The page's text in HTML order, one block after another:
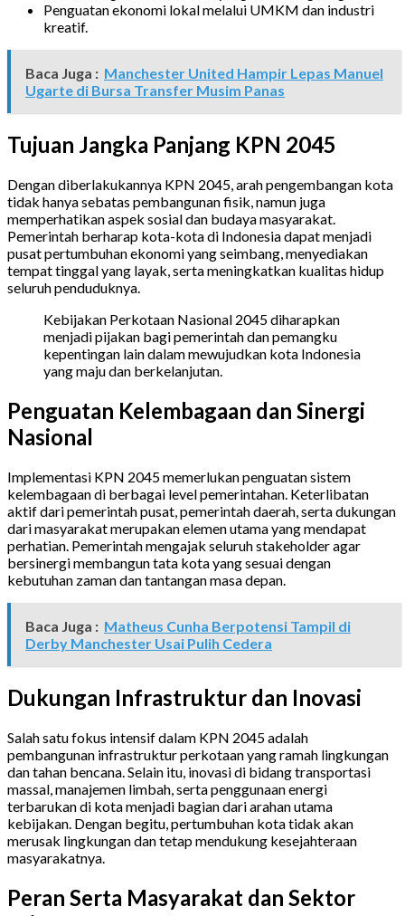
Penguatan ekonomi lokal melalui UMKM dan industri
kreatif.
Baca Juga : Manchester United Hampir Lepas Manuel
Ugarte di Bursa Transfer Musim Panas
Tujuan Jangka Panjang KPN 2045
Dengan diberlakukannya KPN 2045, arah pengembangan kota
tidak hanya sebatas pembangunan fisik, namun juga
memperhatikan aspek sosial dan budaya masyarakat.
Pemerintah berharap kota-kota di Indonesia dapat menjadi
pusat pertumbuhan ekonomi yang seimbang, menyediakan
tempat tinggal yang layak, serta meningkatkan kualitas hidup
seluruh penduduknya.
Kebijakan Perkotaan Nasional 2045 diharapkan
menjadi pijakan bagi pemerintah dan pemangku
kepentingan lain dalam mewujudkan kota Indonesia
yang maju dan berkelanjutan.
Penguatan Kelembagaan dan Sinergi
Nasional
Implementasi KPN 2045 memerlukan penguatan sistem
kelembagaan di berbagai level pemerintahan. Keterlibatan
aktif dari pemerintah pusat, pemerintah daerah, serta dukungan
dari masyarakat merupakan elemen utama yang mendapat
perhatian. Pemerintah mengajak seluruh stakeholder agar
bersinergi membangun tata kota yang sesuai dengan
kebutuhan zaman dan tantangan masa depan.
Baca Juga : Matheus Cunha Berpotensi Tampil di
Derby Manchester Usai Pulih Cedera
Dukungan Infrastruktur dan Inovasi
Salah satu fokus intensif dalam KPN 2045 adalah
pembangunan infrastruktur perkotaan yang ramah lingkungan
dan tahan bencana. Selain itu, inovasi di bidang transportasi
massal, manajemen limbah, serta penggunaan energi
terbarukan di kota menjadi bagian dari arahan utama
kebijakan. Dengan begitu, pertumbuhan kota tidak akan
merusak lingkungan dan tetap mendukung kesejahteraan
masyarakatnya.
Peran Serta Masyarakat dan Sektor